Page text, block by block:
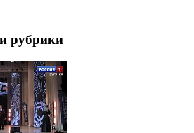
рубрики